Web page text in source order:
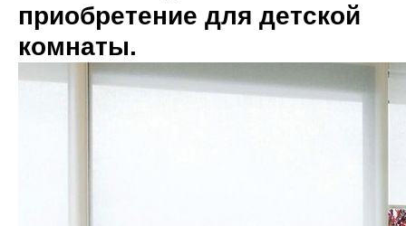
приобретение для детской
комнаты.